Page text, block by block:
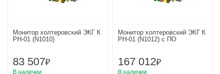
Монитор холтеровский ЭКГ К
РН-01 (N1010)
83 507₽
В наличии
Монитор холтеровский ЭКГ К
РН-01 (N1012) с ПО
167 012₽
В наличии